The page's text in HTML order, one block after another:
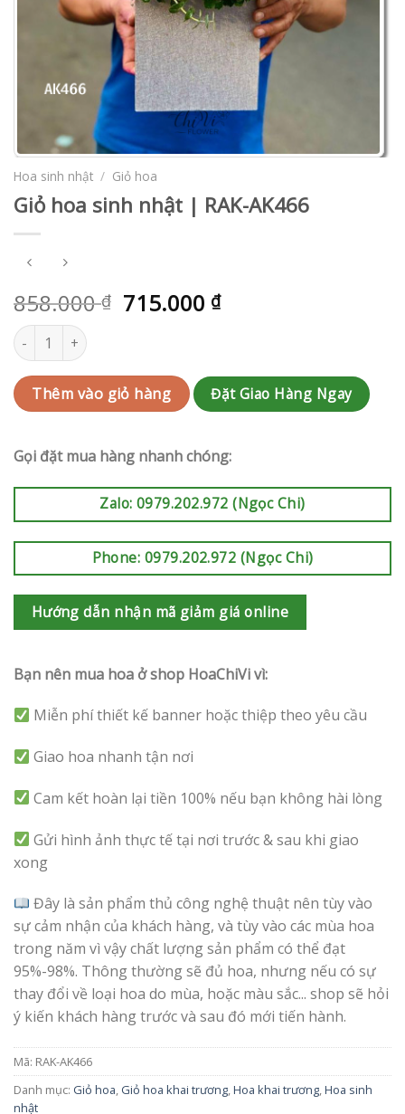
Hoa sinh nhật / Giỏ hoa
Giỏ hoa sinh nhật | RAK-AK466
858.000₫ 715.000 ₫
Giỏ hoa sinh nhật | RAK-AK466 số lượng
Thêm vào giỏ hàng Đặt Giao Hàng Ngay
Gọi đặt mua hàng nhanh chóng:
Zalo: 0979.202.972 (Ngọc Chi)
Phone: 0979.202.972 (Ngọc Chi)
Hướng dẫn nhận mã giảm giá online
Bạn nên mua hoa ở shop HoaChiVi vì:
Miễn phí thiết kế banner hoặc thiệp theo yêu cầu
Giao hoa nhanh tận nơi
Cam kết hoàn lại tiền 100% nếu bạn không hài lòng
Gửi hình ảnh thực tế tại nơi trước & sau khi giao
xong
Đây là sản phẩm thủ công nghệ thuật nên tùy vào
sự cảm nhận của khách hàng, và tùy vào các mùa hoa
trong năm vì vậy chất lượng sản phẩm có thể đạt
95%-98%. Thông thường sẽ đủ hoa, nhưng nếu có sự
thay đổi về loại hoa do mùa, hoặc màu sắc... shop sẽ hỏi
ý kiến khách hàng trước và sau đó mới tiến hành.
Mã: RAK-AK466
Danh mục: Giỏ hoa, Giỏ hoa khai trương,Hoa khai trương,Hoa sinh
nhật